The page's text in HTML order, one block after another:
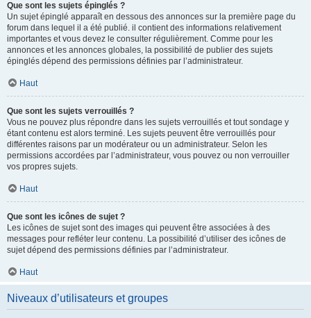
Que sont les sujets épinglés ?
Un sujet épinglé apparaît en dessous des annonces sur la première page du
forum dans lequel il a été publié. il contient des informations relativement
importantes et vous devez le consulter régulièrement. Comme pour les
annonces et les annonces globales, la possibilité de publier des sujets
épinglés dépend des permissions définies par l’administrateur.
Haut
Que sont les sujets verrouillés ?
Vous ne pouvez plus répondre dans les sujets verrouillés et tout sondage y
étant contenu est alors terminé. Les sujets peuvent être verrouillés pour
différentes raisons par un modérateur ou un administrateur. Selon les
permissions accordées par l’administrateur, vous pouvez ou non verrouiller
vos propres sujets.
Haut
Que sont les icônes de sujet ?
Les icônes de sujet sont des images qui peuvent être associées à des
messages pour refléter leur contenu. La possibilité d’utiliser des icônes de
sujet dépend des permissions définies par l’administrateur.
Haut
Niveaux d’utilisateurs et groupes